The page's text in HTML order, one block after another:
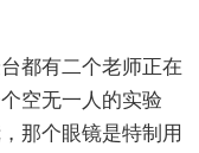
都有二个老师正在
空无一人的实验
那个眼镜是特制用